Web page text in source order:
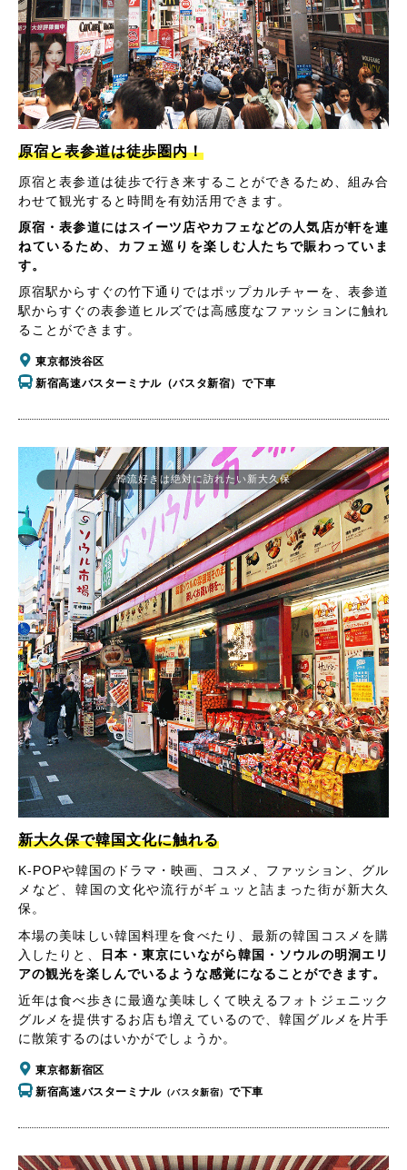
原宿と表参道は徒歩圏内！
原宿と表参道は徒歩で行き来することができるため、組み合
わせて観光すると時間を有効活用できます。
原宿・表参道にはスイーツ店やカフェなどの人気店が軒を連
ねているため、カフェ巡りを楽しむ人たちで賑わっていま
す。
原宿駅からすぐの竹下通りではポップカルチャーを、表参道
駅からすぐの表参道ヒルズでは高感度なファッションに触れ
ることができます。
東京都渋谷区
新宿高速バスターミナル（バスタ新宿）で下車
韓流好きは絶対に訪れたい新大久保
新大久保で韓国文化に触れる
K-POPや韓国のドラマ・映画、コスメ、ファッション、グル
メなど、韓国の文化や流行がギュッと詰まった街が新大久
保。
本場の美味しい韓国料理を食べたり、最新の韓国コスメを購
入したりと、
日本・東京にいながら韓国・ソウルの明洞エリ
アの観光を楽しんでいるような感覚になることができます。
近年は食べ歩きに最適な美味しくて映えるフォトジェニック
グルメを提供するお店も増えているので、韓国グルメを片手
に散策するのはいかがでしょうか。
東京都新宿区
新宿高速バスターミナル（バスタ新宿） で下車